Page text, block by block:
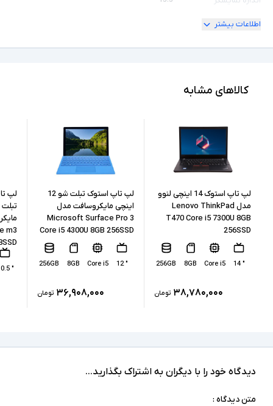
امکان چرخش
نسل پردازنده
8GB
حافظه داخلی 512GB
نوع حافظه داخلی SSD
پردازنده گرافیکی Intel UHD Graphics
اطلاعات بیشتر
کالاهای مشابه
لپ تاپ استوک 14 اینچی لنوو
مدل Lenovo ThinkPad
T470 Core i5 7300U 8GB
256SSD
" 14
Core i5
8GB
256GB
۳۸,۷۸۰,۰۰۰ تومان
لپ تاپ استوک تبلت شو 12
اینچی مایکروسافت مدل
Microsoft Surface Pro 3
Core i5 4300U 8GB 256SSD
" 12
Core i5
8GB
256GB
۳۶,۹۰۸,۰۰۰ تومان
لپ
m3
" 10.5
دیدگاه خود را با دیگران به اشتراک بگذارید...
متن دیدگاه :